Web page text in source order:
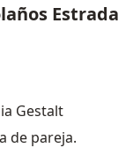
Estrada
Gestalt
de pareja.